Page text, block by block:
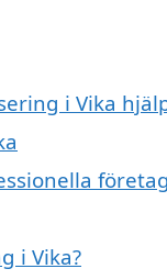
i Vika
företag
i Vika?